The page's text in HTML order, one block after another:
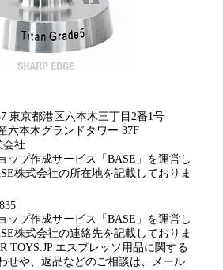
東京都港区六本木三丁目2番1号
六本木グランドタワー 37F
会社
ップ作成サービス「BASE」を運営し
株式会社の所在地を記載しておりま
ップ作成サービス「BASE」を運営し
株式会社の連絡先を記載しておりま
TOYS.JP エスプレッソ用品に関する
せや、返品などのご相談は、メール